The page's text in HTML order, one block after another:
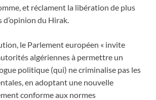
et réclament la libération de plus
du Hirak.
le Parlement européen « invite
algériennes à permettre un
politique (qui) ne criminalise pas les
en adoptant une nouvelle
conforme aux normes